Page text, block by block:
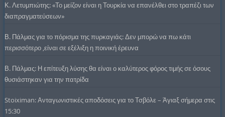
Κ. Λετυμπιώτης: «Το μείζον είναι η Τουρκία να επανέλθει στο τραπέζι των
διαπραγματεύσεων»
Β. Πάλμας για το πόρισμα της πυρκαγιάς: Δεν μπορώ να πω κάτι
περισσότερο ,είναι σε εξέλιξη η ποινική έρευνα
Β. Πάλμας: Η επίτευξη λύσης θα είναι ο καλύτερος φόρος τιμής σε όσους
θυσιάστηκαν για την πατρίδα
Stoiximan: Ανταγωνιστικές αποδόσεις για το Τσβόλε – Άγιαξ σήμερα στις
15:30